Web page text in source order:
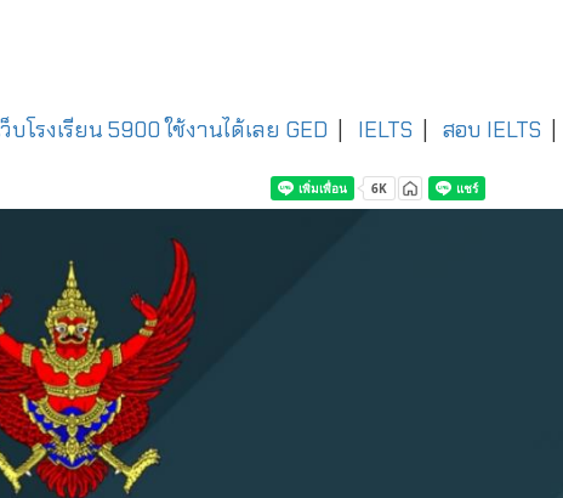
บโรงเรียน 5900 ใช้งานได้เลย GED IELTS สอบ IELTS